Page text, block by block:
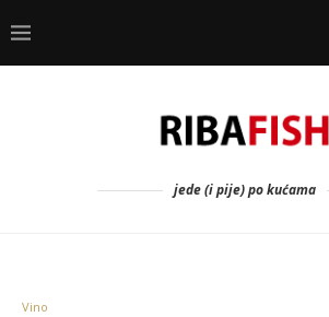
jede (i pije) po kućama
Vino